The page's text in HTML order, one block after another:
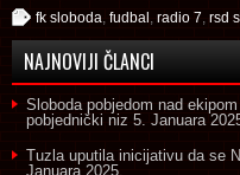
fk sloboda fudbal radio 7 rsd
NAJNOVIJI ČLANCI
Sloboda pobjedom nad
pobjednički niz 5. Januara
Tuzla uputila inicijativu da se
Januara 2025.